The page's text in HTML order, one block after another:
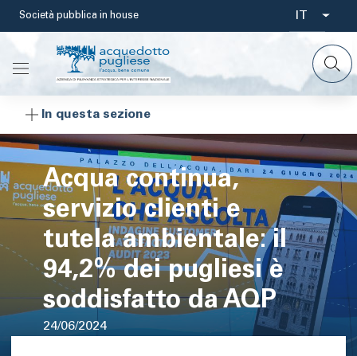
Salta
contenuto
principale
Società pubblica in house
Select
your
IT
In questa sezione
Acqua continua,
servizio clienti e
tutela ambientale: il
94,2% dei pugliesi è
soddisfatto da AQP
24/06/2024